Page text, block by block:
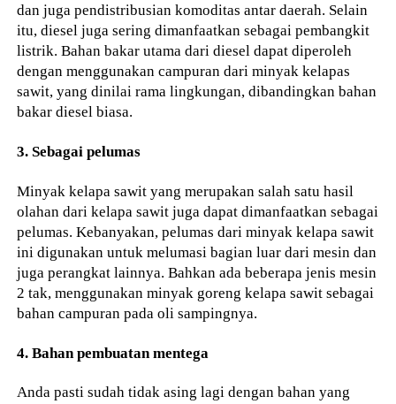
dan juga pendistribusian komoditas antar daerah. Selain
itu, diesel juga sering dimanfaatkan sebagai pembangkit
listrik. Bahan bakar utama dari diesel dapat diperoleh
dengan menggunakan campuran dari minyak kelapas
sawit, yang dinilai rama lingkungan, dibandingkan bahan
bakar diesel biasa.
3. Sebagai pelumas
Minyak kelapa sawit yang merupakan salah satu hasil
olahan dari kelapa sawit juga dapat dimanfaatkan sebagai
pelumas. Kebanyakan, pelumas dari minyak kelapa sawit
ini digunakan untuk melumasi bagian luar dari mesin dan
juga perangkat lainnya. Bahkan ada beberapa jenis mesin
2 tak, menggunakan minyak goreng kelapa sawit sebagai
bahan campuran pada oli sampingnya.
4. Bahan pembuatan mentega
Anda pasti sudah tidak asing lagi dengan bahan yang